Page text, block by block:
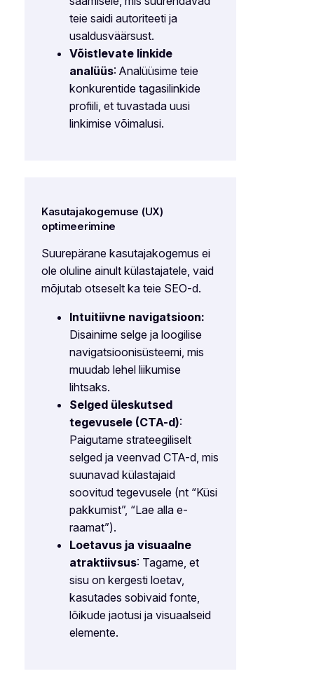
teie saidi autoriteeti ja
usaldusväärsust.
Võistlevate linkide
analüüs: Analüüsime teie
konkurentide tagasilinkide
profiili, et tuvastada uusi
linkimise võimalusi.
Kasutajakogemuse (UX)
optimeerimine
Suurepärane kasutajakogemus ei
ole oluline ainult külastajatele, vaid
mõjutab otseselt ka teie SEO-d.
Intuitiivne navigatsioon:
Disainime selge ja loogilise
navigatsioonisüsteemi, mis
muudab lehel liikumise
lihtsaks.
Selged üleskutsed
tegevusele (CTA-d):
Paigutame strateegiliselt
selged ja veenvad CTA-d, mis
suunavad külastajaid
soovitud tegevusele (nt “Küsi
pakkumist”, “Lae alla e-
raamat”).
Loetavus ja visuaalne
atraktiivsus: Tagame, et
sisu on kergesti loetav,
kasutades sobivaid fonte,
lõikude jaotusi ja visuaalseid
elemente.